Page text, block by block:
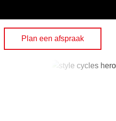
Plan een afspraak